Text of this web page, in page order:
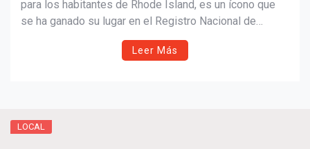
¡Suscríbete y Vive la
Experiencia!
PUENTE PELL
para los habitantes de Rhode Island, es un ícono que
se ha ganado su lugar en el Registro Nacional de
Lugares Históricos”, dijo el congresista Cicilline.
Leer Más
LOCAL